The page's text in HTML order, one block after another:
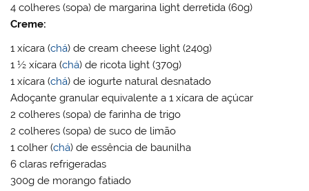
4 colheres (sopa) de margarina light derretida (60g)
Creme:
1 xícara (chá) de cream cheese light (240g)
1 ½ xícara (chá) de ricota light (370g)
1 xícara (chá) de iogurte natural desnatado
Adoçante granular equivalente a 1 xícara de açúcar
2 colheres (sopa) de farinha de trigo
2 colheres (sopa) de suco de limão
1 colher (chá) de essência de baunilha
6 claras refrigeradas
300g de morango fatiado